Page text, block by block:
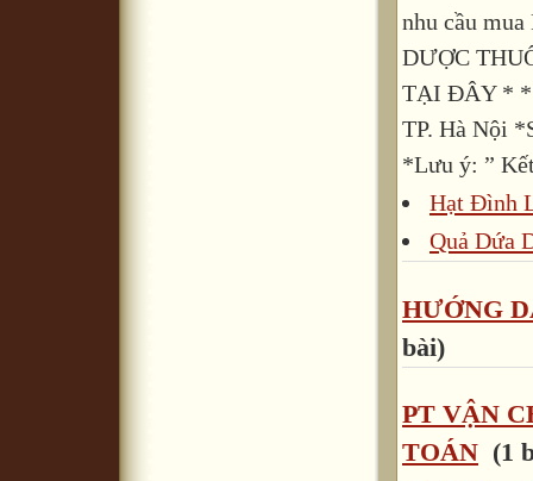
nhu cầu
DƯỢC
TẠI ĐÂY *
TP. Hà Nội
*Lưu ý: ”
Hạt Đình
Quả Dứa
HƯỚNG
bài)
PT VẬN
TOÁN (1